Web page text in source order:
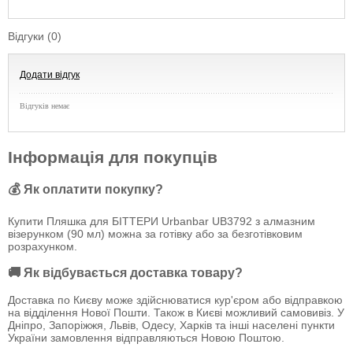
Відгуки (0)
Додати відгук
Відгуків немає
Інформація для покупців
💰 Як оплатити покупку?
Купити Пляшка для БІТТЕРИ Urbanbar UB3792 з алмазним
візерунком (90 мл) можна за готівку або за безготівковим
розрахунком.
🚚 Як відбувається доставка товару?
Доставка по Києву може здійснюватися кур'єром або відправкою
на відділення Нової Пошти. Також в Києві можливий самовивіз. У
Дніпро, Запоріжжя, Львів, Одесу, Харків та інші населені пункти
України замовлення відправляються Новою Поштою.